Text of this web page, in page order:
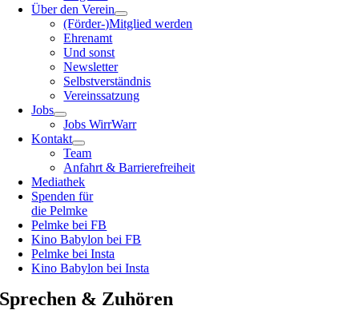
Über den Verein
(Förder-)Mitglied werden
Ehrenamt
Und sonst
Newsletter
Selbstverständnis
Vereinssatzung
Jobs
Jobs WirrWarr
Kontakt
Team
Anfahrt & Barrierefreiheit
Mediathek
Spenden für
die Pelmke
Pelmke bei FB
Kino Babylon bei FB
Pelmke bei Insta
Kino Babylon bei Insta
Sprechen & Zuhören